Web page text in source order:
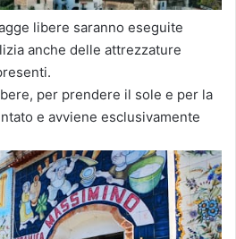
libere saranno eseguite
anche delle attrezzature
per prendere il sole e per la
e avviene esclusivamente